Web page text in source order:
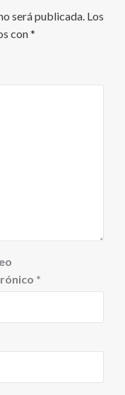
será publicada. Los
con*
*